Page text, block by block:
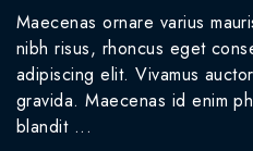
Maecenas ornare varius
nibh risus, rhoncus eget
adipiscing elit. Vivamus
gravida. Maecenas id enim
blandit ...